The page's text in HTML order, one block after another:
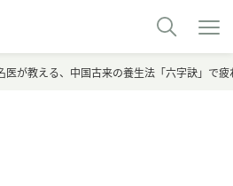
医が教える、中国古来の養生法「六字訣」で